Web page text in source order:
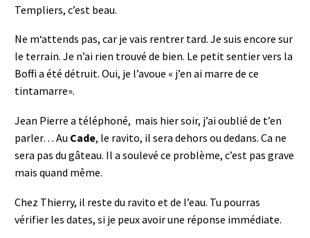
Templiers, c’est beau.
Ne m‘attends pas, car je vais rentrer tard. Je suis encore sur
le terrain. Je n’ai rien trouvé de bien. Le petit sentier vers la
Boffi a été détruit. Oui, je l’avoue « j’en ai marre de ce
tintamarre».
Jean Pierre a téléphoné, mais hier soir, j’ai oublié de t’en
parler… Au Cade, le ravito, il sera dehors ou dedans. Ca ne
sera pas du gâteau. Il a soulevé ce problème, c’est pas grave
mais quand même.
Chez Thierry, il reste du ravito et de l’eau. Tu pourras
vérifier les dates, si je peux avoir une réponse immédiate.